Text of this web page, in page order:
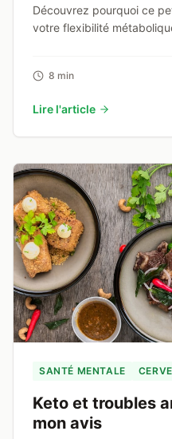
Découvrez pourquoi ce
votre flexibilité
8 min
Lire l'article
SANTÉ MENTALE
Keto et troubles
mon avis